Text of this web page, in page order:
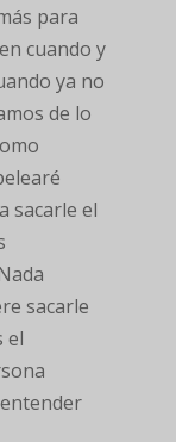
para
cuando y
ya no
de lo
sacarle el
sacarle
el